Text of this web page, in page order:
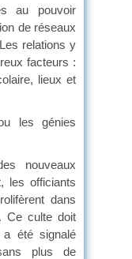
au pouvoir
de réseaux
relations y
facteurs :
lieux et
les génies
nouveaux
les officiants
dans
Ce culte doit
été signalé
plus de